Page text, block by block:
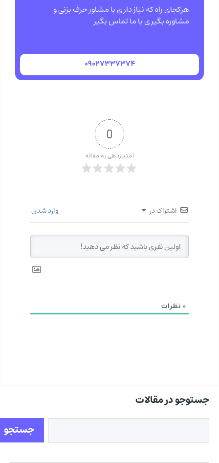
هرکجای راه که نیاز داری با مشاور حرف بزنی و
مشاوره بگیری با ما تماس بگیر
۰۹۰۲۷۳۳۷۳۷۴
امتیازدهی به مقاله
اشتراک در وارد شدن
نظرات
جستوجو در مقالات
جستجو